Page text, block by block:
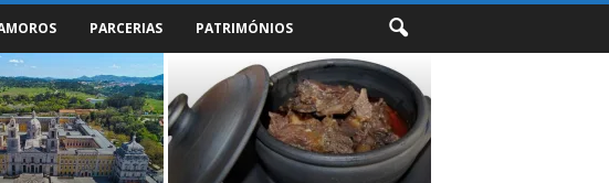
PARCERIAS PATRIMÓNIOS